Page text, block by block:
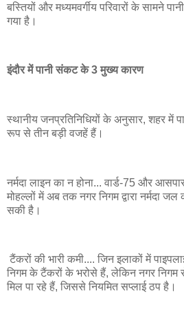
बस्तियों और मध्यमवर्गीय परिवारों के सामने
गया है।
इंदौर में पानी संकट के 3 मुख्य कारण
स्थानीय जनप्रतिनिधियों के अनुसार, शहर में
रूप से तीन बड़ी वजहें हैं।
नर्मदा लाइन का न होना... वार्ड-75 और
मोहल्लों में अब तक नगर निगम द्वारा नर्मदा जल
सकी है।
टैंकरों की भारी कमी.... जिन इलाकों में
निगम के टैंकरों के भरोसे हैं, लेकिन नगर निगम
मिल पा रहे हैं, जिससे नियमित सप्लाई ठप है।